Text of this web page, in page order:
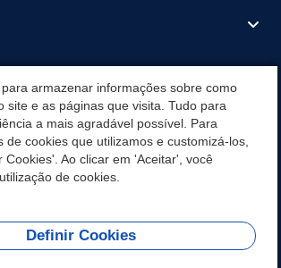
CONVOCAÇÃO
À PROJETOS CULTURAIS - INÁCIO
armazenar informações sobre como
site e as páginas que visita. Tudo para
a mais agradável possível. Para
de cookies que utilizamos e customizá-los,
Cookies'. Ao clicar em 'Aceitar', você
de cookies.
Definir Cookies